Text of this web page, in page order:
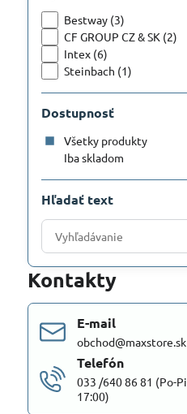
Bestway (3)
CF GROUP CZ & SK (2)
Intex (6)
Steinbach (1)
Dostupnosť
Všetky produkty
Iba skladom
Hľadať text
Prehľadať
výsledky
filtra
fulltextom
Kontakty
E-mail
obchod@maxstore.sk
Telefón
033 /640 86 81 (Po-
17:00)